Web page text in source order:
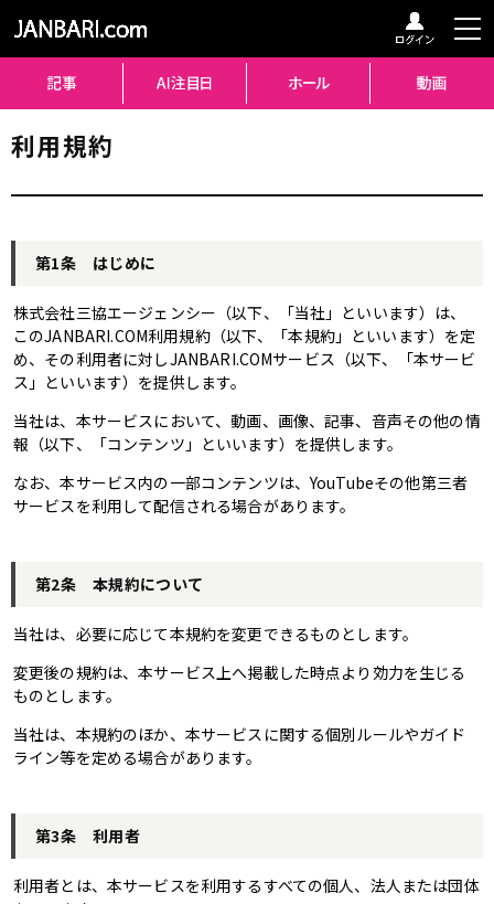
利用規約
第1条 はじめに
株式会社三協エージェンシー（以下、「当社」といいます）は、
このJANBARI.COM利用規約（以下、「本規約」といいます）を定
め、その利用者に対しJANBARI.COMサービス（以下、「本サービ
ス」といいます）を提供します。
当社は、本サービスにおいて、動画、画像、記事、音声その他の情
報（以下、「コンテンツ」といいます）を提供します。
なお、本サービス内の一部コンテンツは、YouTubeその他第三者
サービスを利用して配信される場合があります。
第2条 本規約について
当社は、必要に応じて本規約を変更できるものとします。
変更後の規約は、本サービス上へ掲載した時点より効力を生じる
ものとします。
当社は、本規約のほか、本サービスに関する個別ルールやガイド
ライン等を定める場合があります。
第3条 利用者
利用者とは、本サービスを利用するすべての個人、法人または団体